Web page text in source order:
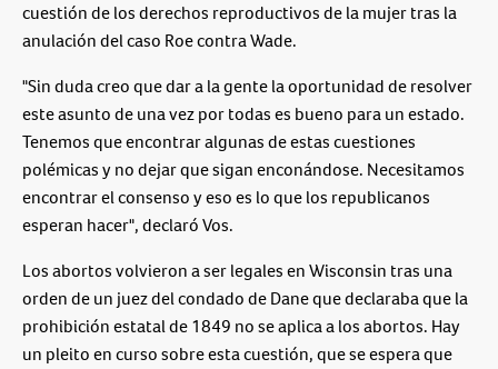
cuestión de los derechos reproductivos de la mujer tras la
anulación del caso Roe contra Wade.
"Sin duda creo que dar a la gente la oportunidad de resolver
este asunto de una vez por todas es bueno para un estado.
Tenemos que encontrar algunas de estas cuestiones
polémicas y no dejar que sigan enconándose. Necesitamos
encontrar el consenso y eso es lo que los republicanos
esperan hacer", declaró Vos.
Los abortos volvieron a ser legales en Wisconsin tras una
orden de un juez del condado de Dane que declaraba que la
prohibición estatal de 1849 no se aplica a los abortos. Hay
un pleito en curso sobre esta cuestión, que se espera que